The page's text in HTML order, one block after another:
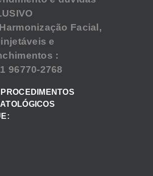
Facial,
e
:
96770-2768